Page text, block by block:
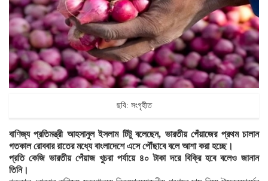
ছবি: সংগৃহীত
বাণিজ্য প্রতিমন্ত্রী আহসানুল ইসলাম টিটু বলেছেন, ভারতীয় পেঁয়াজের প্রথম চালান
গতকাল রোববার রাতের মধ্যে বাংলাদেশে এসে পৌঁছাবে বলে আশা করা হচ্ছে।
প্রতি কেজি ভারতীয় পেঁয়াজ খুচরা পর্যায়ে ৪০ টাকা দরে বিক্রি হবে বলেও জানান
তিনি।